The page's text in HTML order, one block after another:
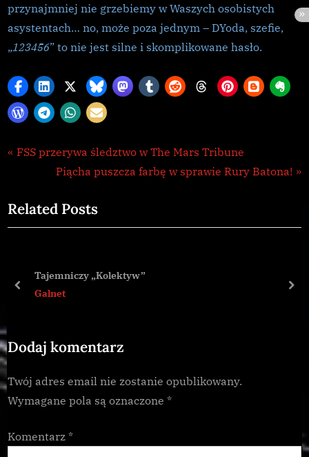
przynajmniej nie grzebiemy w Waszych osobistych
asystentach… no, może poza jednym – DYoda, szefie,
„123456” to nie jest silne i skomplikowane hasło.
Galnet
Nawigacja
P
v
i
s
s
:
FSS przerywa śledztwo w The Mars Tribune
N
t
Piącha puszcza farbę w sprawie Rury Batona!
Related Posts
Tajemniczy „Kolektyw”
Galnet
prev
Dodaj komentarz
Twój adres email nie zostanie opublikowany.
Wymagane pola są oznaczone *
Komentarz *